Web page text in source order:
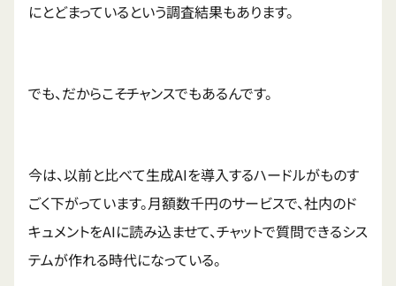
にとどまっているという調査結果もあります。
でも、だからこそチャンスでもあるんです。
今は、以前と比べて生成AIを導入するハードルがものす
ごく下がっています。月額数千円のサービスで、社内のド
キュメントをAIに読み込ませて、チャットで質問できるシス
テムが作れる時代になっている。